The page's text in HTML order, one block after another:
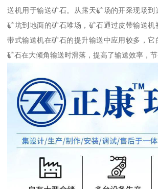
送机用于输送矿石。从露天矿场的开采现场到
矿坑到地面的矿石堆场，矿石通过皮带输送机
带式输送机在矿石的提升输送中应用较多，它
矿石在大倾角输送时滑落，提高了输送效率，节